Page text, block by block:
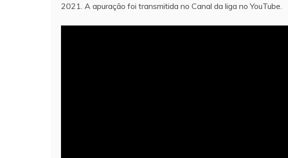
2021. A apuração foi transmitida no Canal da liga no YouTube.